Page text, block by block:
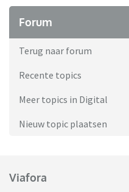
Forum
Terug naar forum
Recente topics
Meer topics in Digital
Nieuw topic plaatsen
Viafora